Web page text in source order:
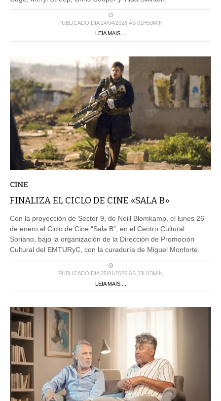
PUBLICADO DIA 24/04/2026 ÀS 01H50MIN
LEIA MAIS ...
CINE
FINALIZA EL CICLO DE CINE «SALA B»
Con la proyección de Sector 9, de Neill Blomkamp, el lunes 26
de enero el Ciclo de Cine “Sala B”, en el Centro Cultural
Soriano, bajo la organización de la Dirección de Promoción
Cultural del EMTURyC, con la curaduría de Miguel Monforte.
PUBLICADO DIA 25/01/2026 ÀS 23H13MIN
LEIA MAIS ...